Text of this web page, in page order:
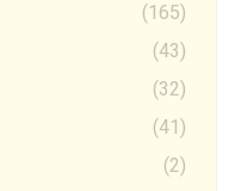
(165)
(43)
(32)
(41)
(2)